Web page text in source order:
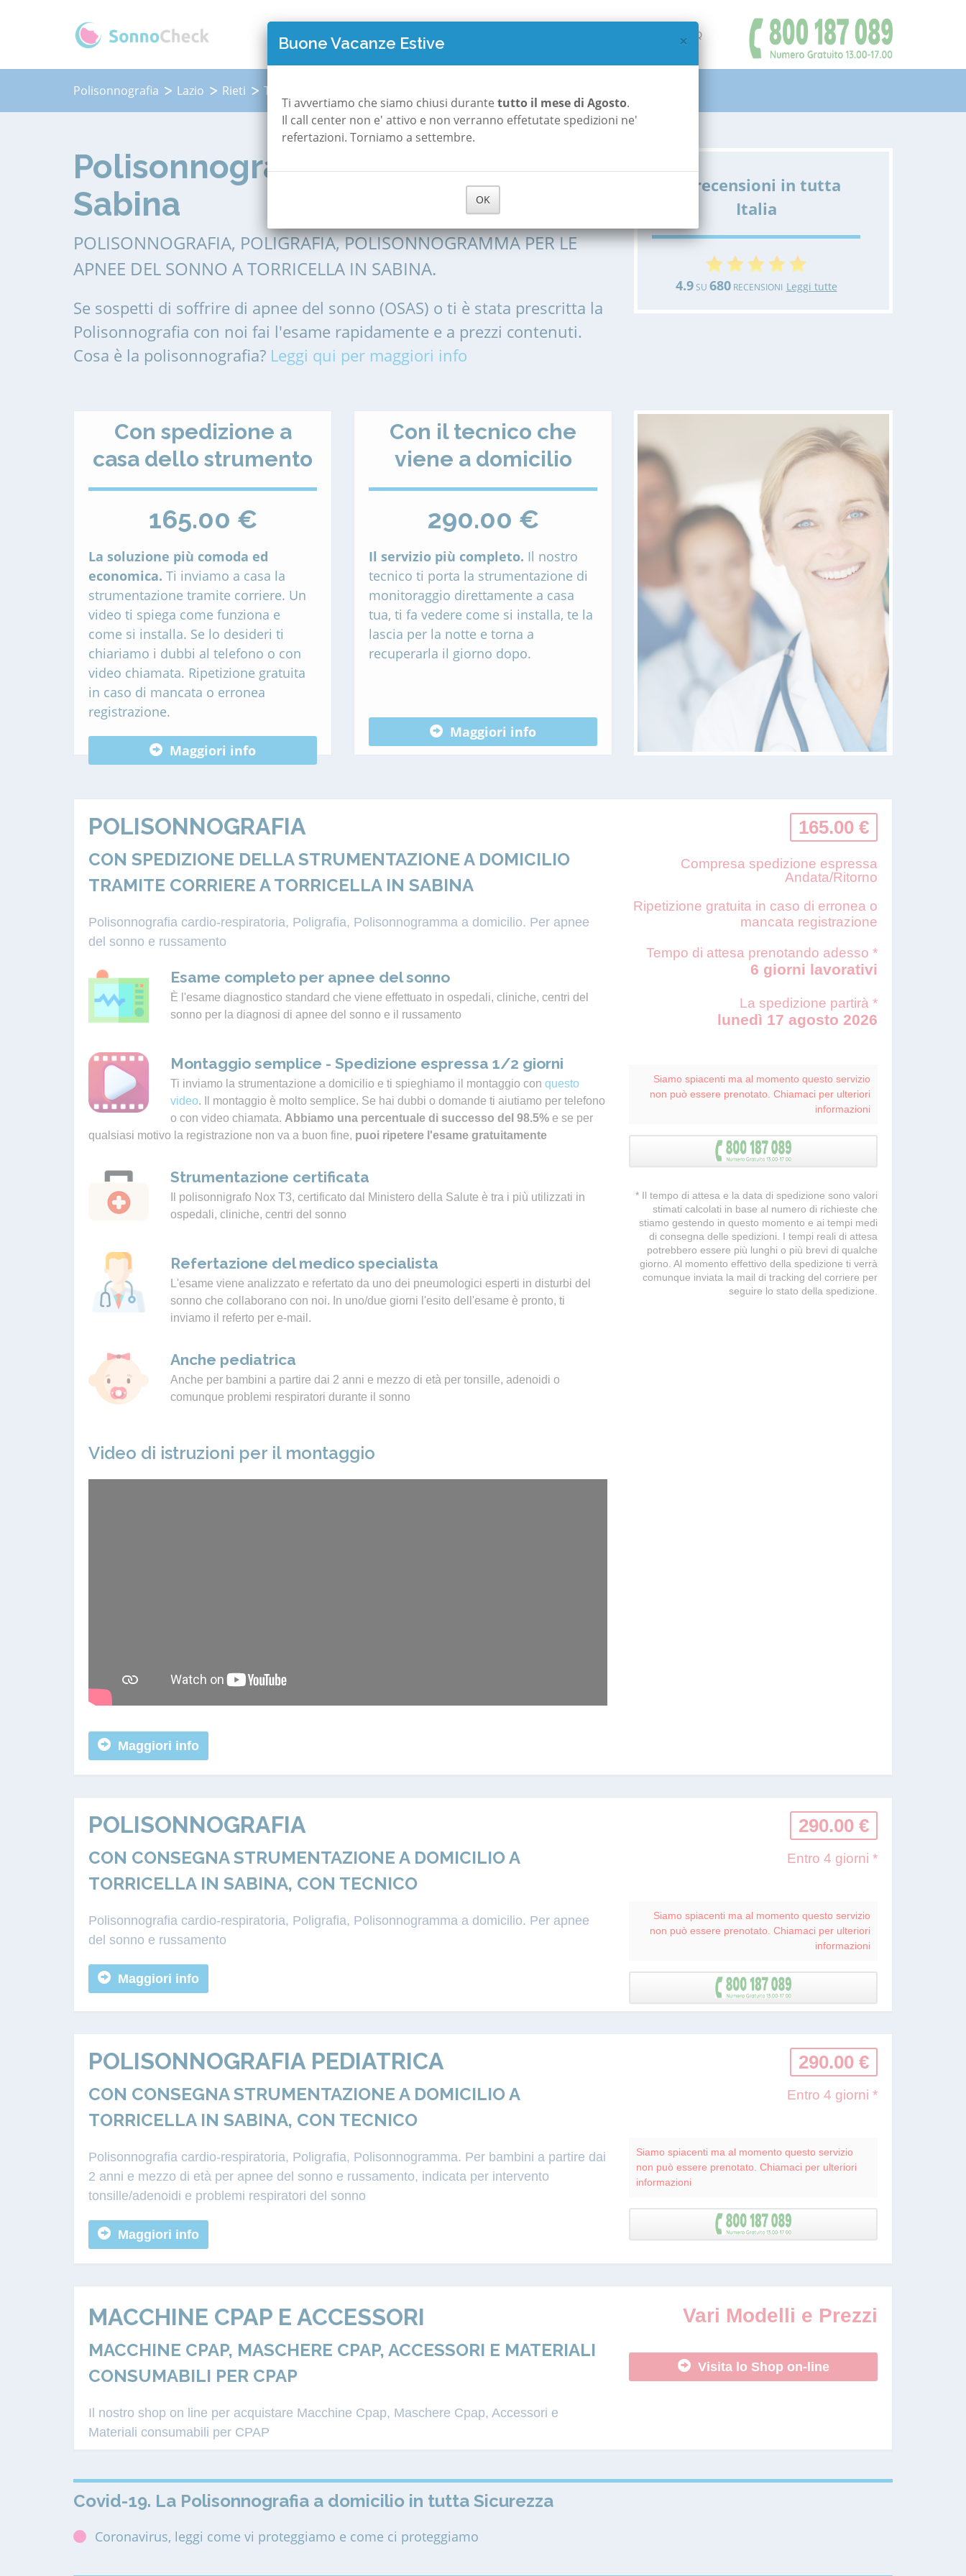
QUANTO COSTA POLISONNOGRAFIA FAQ
Polisonnografia Lazio Rieti Torricella in Sabina
Polisonnografia a Torricella in
Sabina
POLISONNOGRAFIA, POLIGRAFIA, POLISONNOGRAMMA PER LE
APNEE DEL SONNO A TORRICELLA IN SABINA.
Se sospetti di soffrire di apnee del sonno (OSAS) o ti è stata prescritta la
Polisonnografia con noi fai l'esame rapidamente e a prezzi contenuti.
Cosa è la polisonnografia? Leggi qui per maggiori info
Le recensioni in tutta
Italia
4.9SU 680RECENSIONI Leggi tutte
Con spedizione a
casa dello strumento
165.00 €
La soluzione più comoda ed
economica. Ti inviamo a casa la
strumentazione tramite corriere. Un
video ti spiega come funziona e
come si installa. Se lo desideri ti
chiariamo i dubbi al telefono o con
video chiamata. Ripetizione gratuita
in caso di mancata o erronea
registrazione.
Maggiori info
Con il tecnico che
viene a domicilio
290.00 €
Il servizio più completo. Il nostro
tecnico ti porta la strumentazione di
monitoraggio direttamente a casa
tua, ti fa vedere come si installa, te la
lascia per la notte e torna a
recuperarla il giorno dopo.
Maggiori info
POLISONNOGRAFIA
CON SPEDIZIONE DELLA STRUMENTAZIONE A DOMICILIO
TRAMITE CORRIERE A TORRICELLA IN SABINA
Polisonnografia cardio-respiratoria, Poligrafia, Polisonnogramma a domicilio. Per apnee
del sonno e russamento
Esame completo per apnee del sonno
È l'esame diagnostico standard che viene effettuato in ospedali, cliniche, centri del
sonno per la diagnosi di apnee del sonno e il russamento
Montaggio semplice - Spedizione espressa 1/2 giorni
Ti inviamo la strumentazione a domicilio e ti spieghiamo il montaggio con questo
video. Il montaggio è molto semplice. Se hai dubbi o domande ti aiutiamo per telefono
o con video chiamata. Abbiamo una percentuale di successo del 98.5% e se per
qualsiasi motivo la registrazione non va a buon fine, puoi ripetere l'esame gratuitamente
Strumentazione certificata
Il polisonnigrafo Nox T3, certificato dal Ministero della Salute è tra i più utilizzati in
ospedali, cliniche, centri del sonno
Refertazione del medico specialista
L'esame viene analizzato e refertato da uno dei pneumologici esperti in disturbi del
sonno che collaborano con noi. In uno/due giorni l'esito dell'esame è pronto, ti
inviamo il referto per e-mail.
Anche pediatrica
Anche per bambini a partire dai 2 anni e mezzo di età per tonsille, adenoidi o
comunque problemi respiratori durante il sonno
Video di istruzioni per il montaggio
Maggiori info
165.00 €
Compresa spedizione espressa
Andata/Ritorno
Ripetizione gratuita in caso di erronea o
mancata registrazione
Tempo di attesa prenotando adesso *
6 giorni lavorativi
La spedizione partirà *
lunedì 17 agosto 2026
Siamo spiacenti ma al momento questo servizio
non può essere prenotato. Chiamaci per ulteriori
informazioni
* Il tempo di attesa e la data di spedizione sono valori
stimati calcolati in base al numero di richieste che
stiamo gestendo in questo momento e ai tempi medi
di consegna delle spedizioni. I tempi reali di attesa
potrebbero essere più lunghi o più brevi di qualche
giorno. Al momento effettivo della spedizione ti verrà
comunque inviata la mail di tracking del corriere per
seguire lo stato della spedizione.
POLISONNOGRAFIA
CON CONSEGNA STRUMENTAZIONE A DOMICILIO A
TORRICELLA IN SABINA, CON TECNICO
Polisonnografia cardio-respiratoria, Poligrafia, Polisonnogramma a domicilio. Per apnee
del sonno e russamento
Maggiori info
290.00 €
Entro 4 giorni *
Siamo spiacenti ma al momento questo servizio
non può essere prenotato. Chiamaci per ulteriori
informazioni
POLISONNOGRAFIA PEDIATRICA
CON CONSEGNA STRUMENTAZIONE A DOMICILIO A
TORRICELLA IN SABINA, CON TECNICO
Polisonnografia cardio-respiratoria, Poligrafia, Polisonnogramma. Per bambini a partire dai
2 anni e mezzo di età per apnee del sonno e russamento, indicata per intervento
tonsille/adenoidi e problemi respiratori del sonno
Maggiori info
290.00 €
Entro 4 giorni *
Siamo spiacenti ma al momento questo servizio
non può essere prenotato. Chiamaci per ulteriori
informazioni
MACCHINE CPAP E ACCESSORI
MACCHINE CPAP, MASCHERE CPAP, ACCESSORI E MATERIALI
CONSUMABILI PER CPAP
Il nostro shop on line per acquistare Macchine Cpap, Maschere Cpap, Accessori e
Materiali consumabili per CPAP
Vari Modelli e Prezzi
Visita lo Shop on-line
Covid-19. La Polisonnografia a domicilio in tutta Sicurezza
Coronavirus, leggi come vi proteggiamo e come ci proteggiamo
×
Buone Vacanze Estive
Ti avvertiamo che siamo chiusi durante tutto il mese di Agosto.
Il call center non e' attivo e non verranno effetutate spedizioni ne'
refertazioni. Torniamo a settembre.
OK